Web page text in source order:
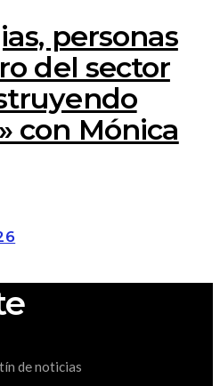
personas
del sector
con Mónica
de noticias